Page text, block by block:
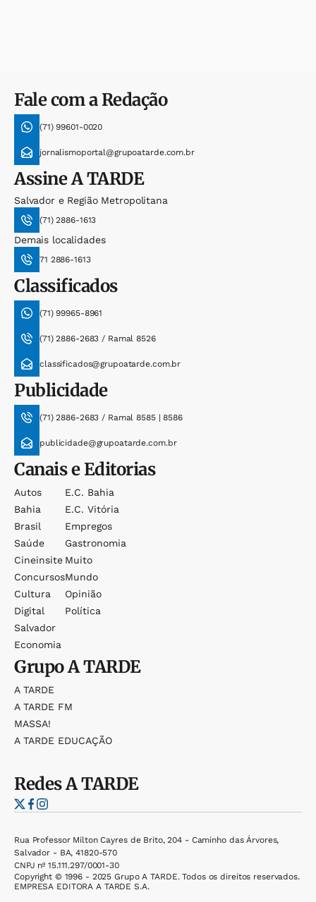
Fale com a Redação
(71) 99601-0020
jornalismoportal@grupoatarde.com.br
AssineA TARDE
Salvador e Região Metropolitana
(71) 2886-1613
Demais localidades
71 2886-1613
Classificados
(71) 99965-8961
(71) 2886-2683 / Ramal 8526
classificados@grupoatarde.com.br
Publicidade
(71) 2886-2683 / Ramal 8585 | 8586
publicidade@grupoatarde.com.br
Canais e Editorias
Autos
Bahia
Brasil
Saúde
Cineinsite
Concursos
Cultura
Digital
Salvador
Economia
E.c. Bahia
E.c. Vitória
Empregos
Gastronomia
Muito
Mundo
Opinião
Política
GrupoA TARDE
A TARDE
A TARDE FM
MASSA!
A TARDE EDUCAÇÃO
RedesA TARDE
Rua Professor Milton Cayres de Brito, 204 - Caminho das Árvores,
Salvador - BA, 41820-570
CNPJ nº 15.111.297/0001-30
Copyright © 1996 - 2025 Grupo A TARDE. Todos os direitos reservados.
EMPRESA EDITORA A TARDE S.A.